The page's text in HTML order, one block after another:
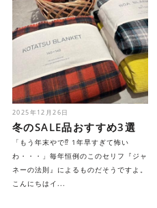
2025年12月26日
冬のSALE品おすすめ3選
「もう年末やで⁉ 1年早すぎて怖い
わ・・・」毎年恒例のこのセリフ『ジャ
ネーの法則』によるものだそうですよ。
こんにちはイ...